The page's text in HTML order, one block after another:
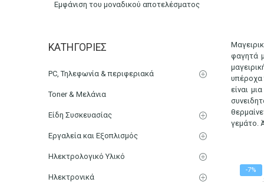
Αρχική Μικρο-Συσκευές Κουζίνας
Εμφάνιση του μοναδικού αποτελέσματος
φαγητά
υπέροχα
είναι
γεμάτο.
-7%
ΚΑΤΗΓΟΡΊΕΣ
PC, Τηλεφωνία & περιφεριακά
Toner & Μελάνια
Είδη Συσκευασίας
Εργαλεία και Εξοπλισμός
Ηλεκτρολογικό Υλικό
Ηλεκτρονικά